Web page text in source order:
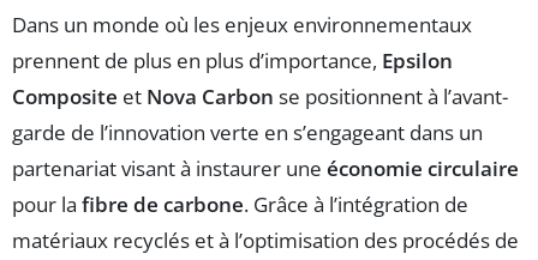
Dans un monde où les enjeux environnementaux
prennent de plus en plus d’importance, Epsilon
Composite et Nova Carbon se positionnent à l’avant-
garde de l’innovation verte en s’engageant dans un
partenariat visant à instaurer une économie circulaire
pour la fibre de carbone. Grâce à l’intégration de
matériaux recyclés et à l’optimisation des procédés de